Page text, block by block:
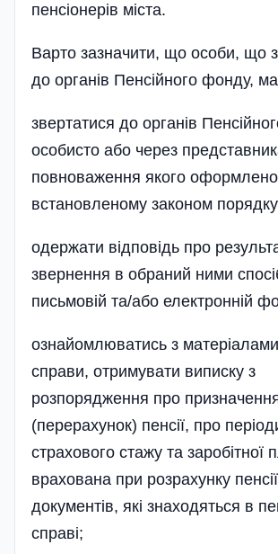
пенсіонерів міста.
Варто зазначити, що особи, що
до органів Пенсійного фонду,
звертатися до органів
особисто­ або через
повноваження якого
встановленому законом
одержати відповідь про
звернення в обраний ними
письмовій та/або електронній
ознайомлюватись з матеріалами
справи, отримувати виписку з
розпорядження про
(перерахунок) пенсії, про
страхового стажу та заробітної
врахована при розрахунку
документів, які знаходяться в
справі;